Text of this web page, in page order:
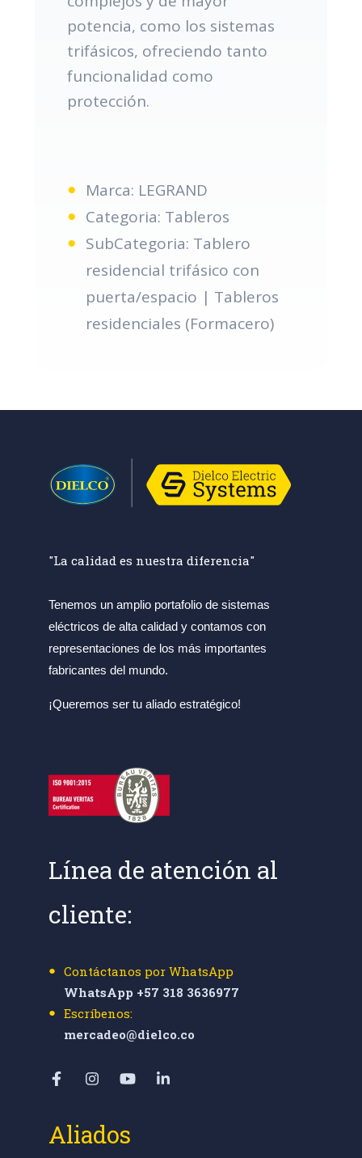
potencia, como los sistemas
trifásicos, ofreciendo tanto
funcionalidad como
protección.
Marca: LEGRAND
Categoria: Tableros
SubCategoria: Tablero
residencial trifásico con
puerta/espacio | Tableros
residenciales (Formacero)
"La calidad es nuestra diferencia"
Tenemos un amplio portafolio de sistemas
eléctricos de alta calidad y contamos con
representaciones de los más importantes
fabricantes del mundo.
¡Queremos ser tu aliado estratégico!
Línea de atención al
cliente:
Contáctanos por WhatsApp
WhatsApp +57 318 3636977
Escríbenos:
mercadeo@dielco.co
Aliados